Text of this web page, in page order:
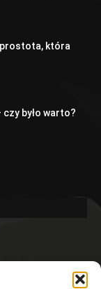
prostota, która
czy było warto?